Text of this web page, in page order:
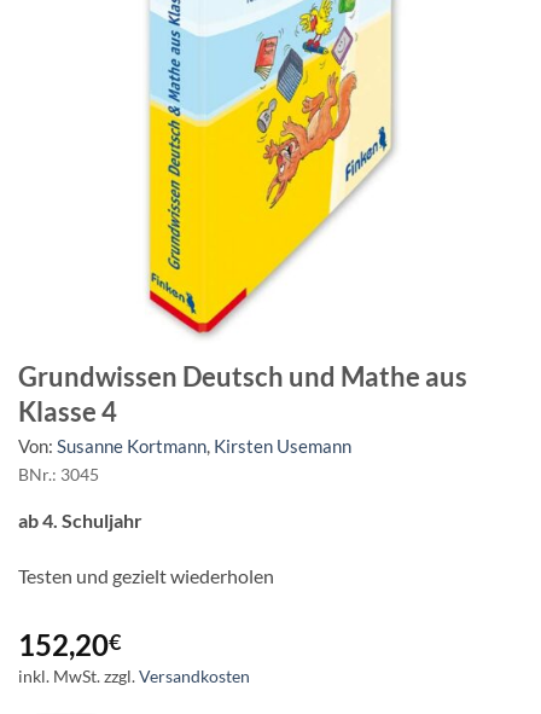
Grundwissen Deutsch und Mathe aus
Klasse 4
Von: Susanne Kortmann, Kirsten Usemann
BNr.: 3045
152,20€
inkl. MwSt.zzgl.Versandkosten
ab 4. Schuljahr
Testen und gezielt wiederholen